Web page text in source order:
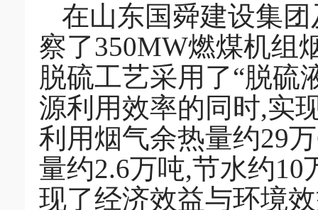
在山东国舜建设集
察了350MW燃煤机组
脱硫工艺采用了“脱硫
源利用效率的同时,实
利用烟气余热量约29
量约2.6万吨,节水约10
现了经济效益与环境